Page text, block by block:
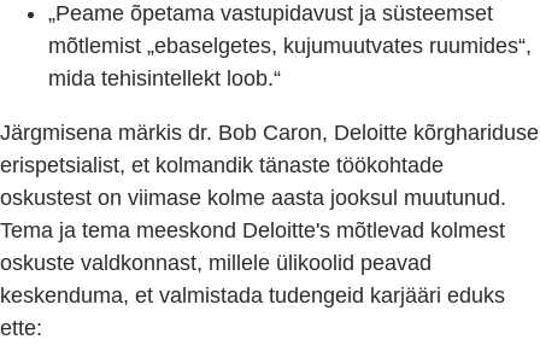
„Peame õpetama vastupidavust ja süsteemset
mõtlemist „ebaselgetes, kujumuutvates ruumides“,
mida tehisintellekt loob.“
Järgmisena märkis dr. Bob Caron, Deloitte kõrghariduse
erispetsialist, et kolmandik tänaste töökohtade
oskustest on viimase kolme aasta jooksul muutunud.
Tema ja tema meeskond Deloitte's mõtlevad kolmest
oskuste valdkonnast, millele ülikoolid peavad
keskenduma, et valmistada tudengeid karjääri eduks
ette: